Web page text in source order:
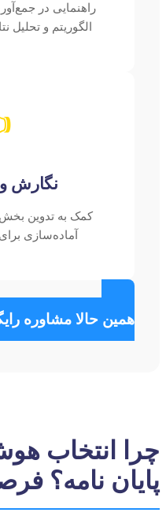
راهنمایی در
الگوریتم و تحلیل
نگارش
کمک به تدوین
آماده‌سازی
همین حالا مشاوره
چرا انتخاب
پایان نامه؟